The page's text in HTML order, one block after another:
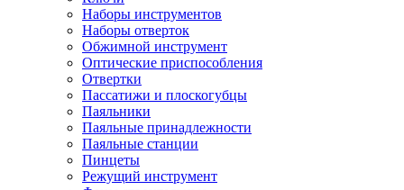
Наборы инструментов
Наборы отверток
Обжимной инструмент
Оптические приспособления
Отвертки
Пассатижи и плоскогубцы
Паяльники
Паяльные принадлежности
Паяльные станции
Пинцеты
Режущий инструмент